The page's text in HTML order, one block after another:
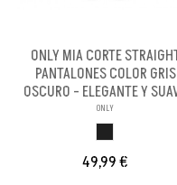
ONLY MIA CORTE
PANTALONES COLOR GRIS
OSCURO - ELEGANTE Y
ONLY
49,99 €